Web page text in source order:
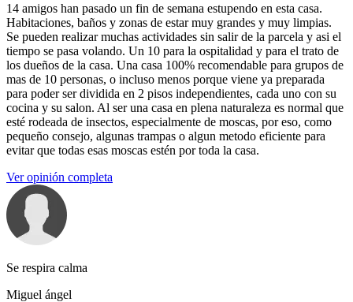
14 amigos han pasado un fin de semana estupendo en esta casa.
Habitaciones, baños y zonas de estar muy grandes y muy limpias.
Se pueden realizar muchas actividades sin salir de la parcela y asi el
tiempo se pasa volando. Un 10 para la ospitalidad y para el trato de
los dueños de la casa. Una casa 100% recomendable para grupos de
mas de 10 personas, o incluso menos porque viene ya preparada
para poder ser dividida en 2 pisos independientes, cada uno con su
cocina y su salon. Al ser una casa en plena naturaleza es normal que
esté rodeada de insectos, especialmente de moscas, por eso, como
pequeño consejo, algunas trampas o algun metodo eficiente para
evitar que todas esas moscas estén por toda la casa.
Ver opinión completa
Se respira calma
Miguel ángel